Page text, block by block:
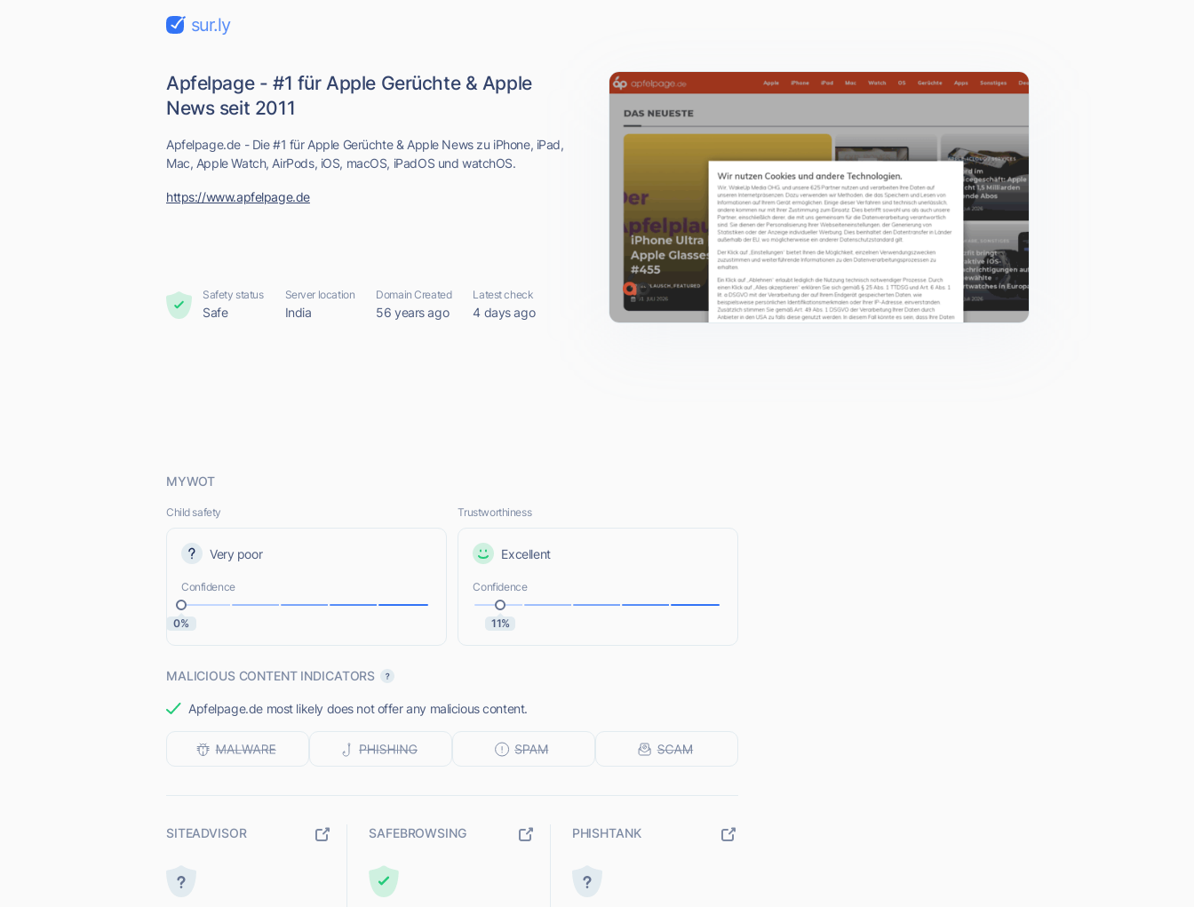
sur.ly
Apfelpage - #1 für Apple Gerüchte & Apple
News seit 2011
Apfelpage.de - Die #1 für Apple Gerüchte & Apple News zu iPhone, iPad,
Mac, Apple Watch, AirPods, iOS, macOS, iPadOS und watchOS.
https://www.apfelpage.de
Safety status
Safe
Server location
India
Domain Created
56 years ago
Latest check
4 days ago
MYWOT
Child safety
Very poor
Confidence
0%
Trustworthiness
Excellent
Confidence
11%
MALICIOUS CONTENT INDICATORS
Apfelpage.de most likely does not offer any malicious content.
SITEADVISOR SAFEBROWSING PHISHTANK